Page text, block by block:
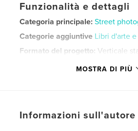
Funzionalità e dettagli
Categoria principale: Street
Categorie aggiuntive Libri d'arte
Formato del progetto:Verticale
documentary , wakefield ,
MOSTRA DI PIÙ
Informazioni sull'autore